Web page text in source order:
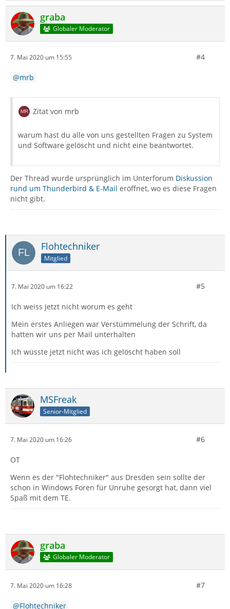
graba
Globaler Moderator
7. Mai 2020 um 15:55 #4
mrb
Zitat von mrb
warum hast du alle von uns gestellten Fragen zu System
und Software gelöscht und nicht eine beantwortet.
Der Thread wurde ursprünglich im Unterforum Diskussion
rund um Thunderbird & E-Mail eröffnet, wo es diese Fragen
nicht gibt.
Flohtechniker
Mitglied
7. Mai 2020 um 16:22 #5
Ich weiss jetzt nicht worum es geht
Mein erstes Anliegen war Verstümmelung der Schrift, da
hatten wir uns per Mail unterhalten
Ich wüsste jetzt nicht was ich gelöscht haben soll
MSFreak
Senior-Mitglied
7. Mai 2020 um 16:26 #6
OT
Wenn es der "Flohtechniker" aus Dresden sein sollte der
schon in Windows Foren für Unruhe gesorgt hat, dann viel
Spaß mit dem TE.
graba
Globaler Moderator
7. Mai 2020 um 16:28 #7
Flohtechniker